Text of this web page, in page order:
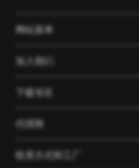
网站菜单
产品
公司
资讯
案例
加入我们
下载专区
代理商
联系方式和工厂